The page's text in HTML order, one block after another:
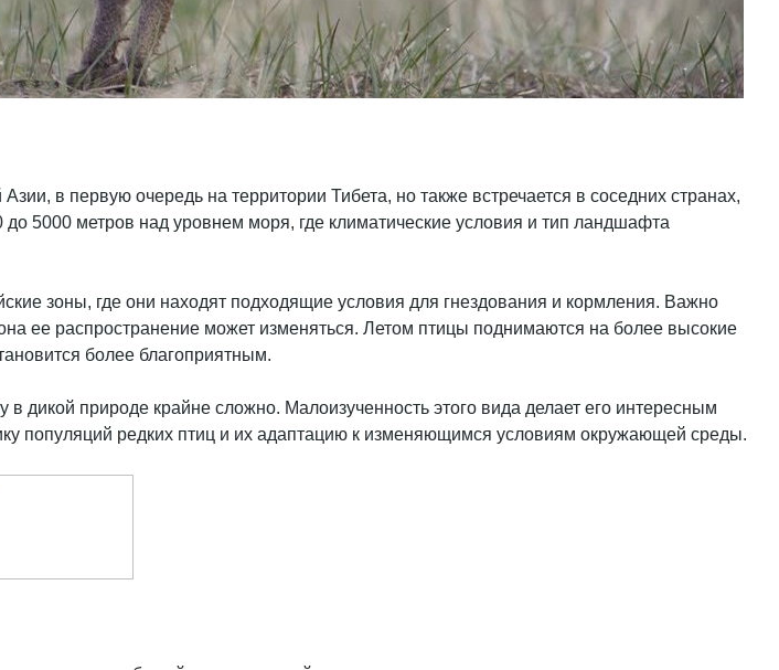
в первую очередь на территории Тибета, но также встречается в соседних странах,
5000 метров над уровнем моря, где климатические условия и тип ландшафта
зоны, где они находят подходящие условия для гнездования и кормления. Важно
ее распространение может изменяться. Летом птицы поднимаются на более высокие
более благоприятным.
дикой природе крайне сложно. Малоизученность этого вида делает его интересным
популяций редких птиц и их адаптацию к изменяющимся условиям окружающей среды.